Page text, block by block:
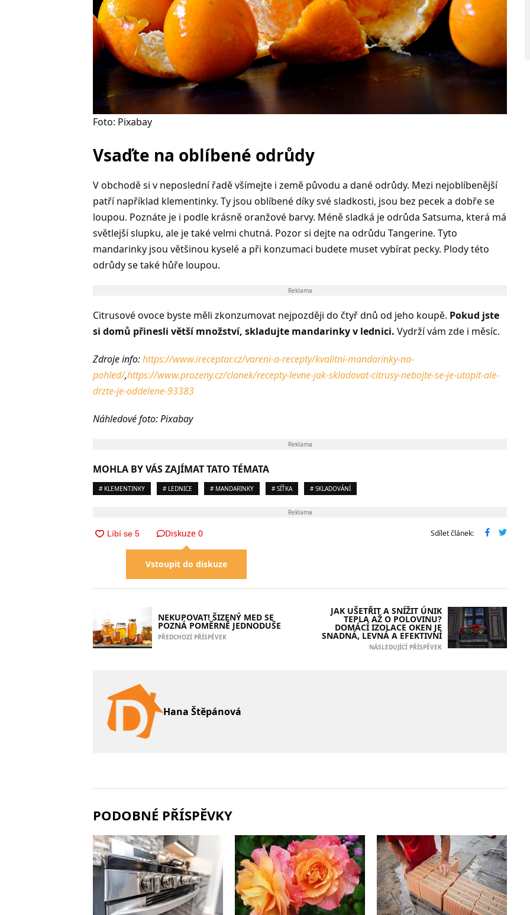
Foto: Pixabay
Vsaďte na oblíbené odrůdy
V obchodě si v neposlední řadě všímejte i země původu a dané odrůdy. Mezi nejoblíbenější
patří například klementinky. Ty jsou oblíbené díky své sladkosti, jsou bez pecek a dobře se
loupou. Poznáte je i podle krásně oranžové barvy. Méně sladká je odrůda Satsuma, která má
světlejší slupku, ale je také velmi chutná. Pozor si dejte na odrůdu Tangerine. Tyto
mandarinky jsou většinou kyselé a při konzumaci budete muset vybírat pecky. Plody této
odrůdy se také hůře loupou.
Reklama
Citrusové ovoce byste měli zkonzumovat nejpozději do čtyř dnů od jeho koupě. Pokud jste
si domů přinesli větší množství, skladujte mandarinky v lednici. Vydrží vám zde i měsíc.
Zdroje info:https://www.ireceptar.cz/vareni-a-recepty/kvalitni-mandarinky-na-
pohled/,https://www.prozeny.cz/clanek/recepty-levne-jak-skladovat-citrusy-nebojte-se-je-utopit-ale-
drzte-je-oddelene-93383
Náhledové foto: Pixabay
Reklama
MOHLA BY VÁS ZAJÍMAT TATO TÉMATA
# KLEMENTINKY # LEDNICE # MANDARINKY # SÍŤKA # SKLADOVÁNÍ
Reklama
Diskuze 0
Vstoupit do diskuze
Sdílet článek:
NEKUPOVAT! ŠIZENÝ MED SE
POZNÁ POMĚRNĚ JEDNODUŠE
PŘEDCHOZÍ PŘÍSPĚVEK
JAK UŠETŘIT A SNÍŽIT ÚNIK
TEPLA AŽ O POLOVINU?
DOMÁCÍ IZOLACE OKEN JE
SNADNÁ, LEVNÁ A EFEKTIVNÍ
NÁSLEDUJÍCÍ PŘÍSPĚVEK
Hana Štěpánová
PODOBNÉ PŘÍSPĚVKY